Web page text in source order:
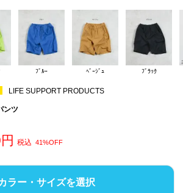
ﾌﾞﾙｰ ﾍﾞｰｼﾞｭ ﾌﾞﾗｯｸ
LIFE SUPPORT PRODUCTS
ンツ
税込 41%OFF
ラー・サイズを選択